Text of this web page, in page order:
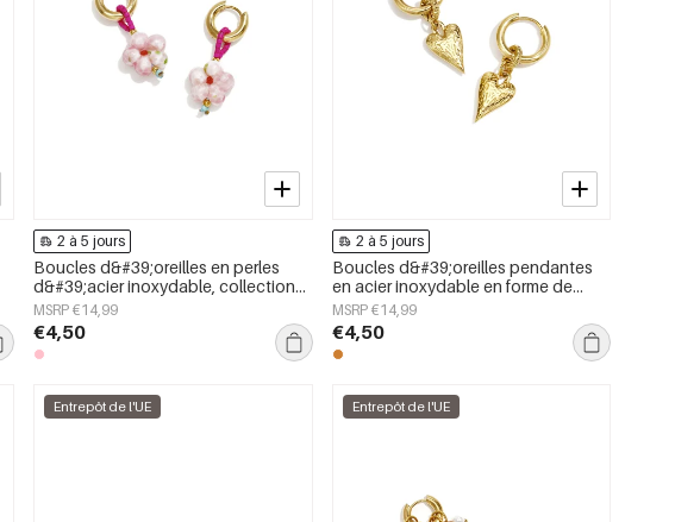
2 à 5 jours
Boucles d&#39;oreilles en perles
d&#39;acier inoxydable, collection
florale simple et mignonne, bijoux
pour femmes
MSRP €14,99
€4,50
2 à 5 jours
Boucles d&#39;oreilles pendantes
en acier inoxydable en forme de
cœur, collection Daily Simple, bijoux
pour femmes
MSRP €14,99
€4,50
Entrepôt de l'UE Entrepôt de l'UE